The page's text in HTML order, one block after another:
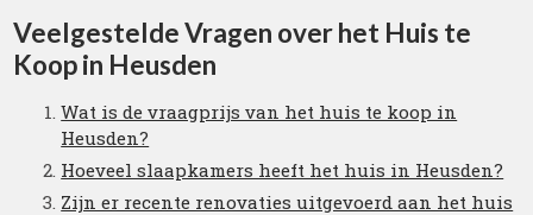
Veelgestelde Vragen over het Huis te
Koop in Heusden
Wat is de vraagprijs van het huis te koop in
Heusden?
Hoeveel slaapkamers heeft het huis in Heusden?
Zijn er recente renovaties uitgevoerd aan het huis